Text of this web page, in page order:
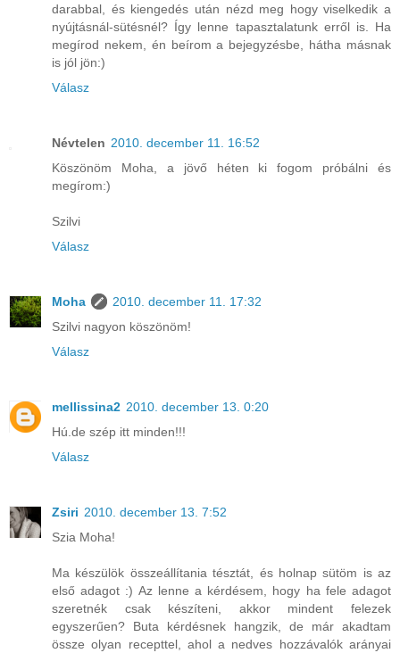
darabbal, és kiengedés után nézd meg hogy viselkedik a
nyújtásnál-sütésnél? Így lenne tapasztalatunk erről is. Ha
megírod nekem, én beírom a bejegyzésbe, hátha másnak
is jól jön:)
Válasz
Névtelen 2010. december 11. 16:52
Köszönöm Moha, a jövő héten ki fogom próbálni és
megírom:)
Szilvi
Válasz
Moha
2010. december 11. 17:32
Szilvi nagyon köszönöm!
Válasz
mellissina2 2010. december 13. 0:20
Hú.de szép itt minden!!!
Válasz
Zsiri 2010. december 13. 7:52
Szia Moha!
Ma készülök összeállítania tésztát, és holnap sütöm is az
első adagot :) Az lenne a kérdésem, hogy ha fele adagot
szeretnék csak készíteni, akkor mindent felezek
egyszerűen? Buta kérdésnek hangzik, de már akadtam
össze olyan recepttel, ahol a nedves hozzávalók arányai